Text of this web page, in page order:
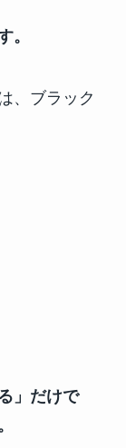
。
、ブラック
」だけで